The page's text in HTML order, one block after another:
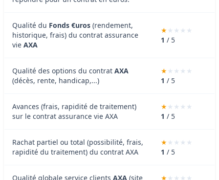
Qualité du Fonds €uros (rendement,
historique, frais) du contrat assurance
vie AXA
1 / 5
Qualité des options du contrat AXA
(décès, rente, handicap,...)
1 / 5
Avances (frais, rapidité de traitement)
sur le contrat assurance vie AXA
1 / 5
Rachat partiel ou total (possibilité, frais,
rapidité du traitement) du contrat AXA
1 / 5
Qualité globale service clients AXA (site